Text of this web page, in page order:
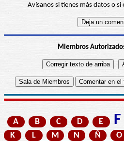
Avísanos si tienes más datos o
Miembros
A B C D E F
K
L M N Ñ O